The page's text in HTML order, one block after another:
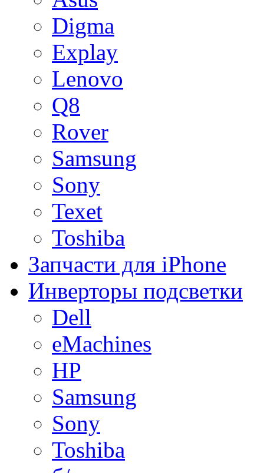
Digma
Explay
Lenovo
Q8
Rover
Samsung
Sony
Texet
Toshiba
Запчасти для iPhone
Инверторы подсветки
Dell
eMachines
HP
Samsung
Sony
Toshiba